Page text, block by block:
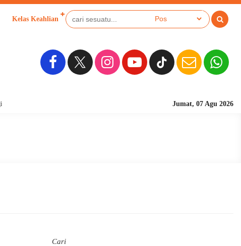
Kelas Keahlian
Jumat, 07 Agu 2026
Sekolah
Cari